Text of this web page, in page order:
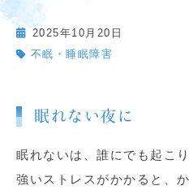
2025年10月20日
不眠・睡眠障害
眠れない夜に
眠れないは、誰にでも起こ
強いストレスがかかると、